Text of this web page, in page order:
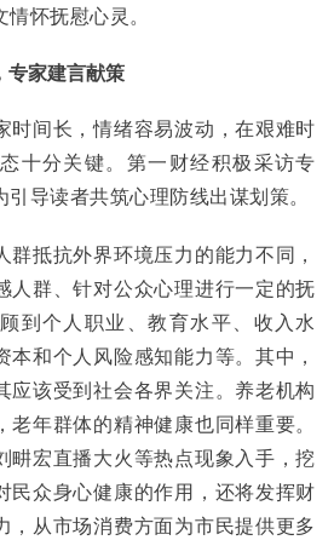
怀抚慰心灵。
专家建言献策
时间长，情绪容易波动，在艰难时
十分关键。第一财经积极采访专
导读者共筑心理防线出谋划策。
抵抗外界环境压力的能力不同，
人群、针对公众心理进行一定的抚
到个人职业、教育水平、收入水
和个人风险感知能力等。其中，
应该受到社会各界关注。养老机构
年群体的精神健康也同样重要。
畊宏直播大火等热点现象入手，挖
民众身心健康的作用，还将发挥财
，从市场消费方面为市民提供更多